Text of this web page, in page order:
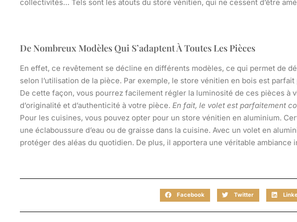
collectivités… Tels sont les atouts du store vénitien, qui ne cessent d’être
De Nombreux Modèles Qui S’adaptent À Toutes Les Pièces
En effet, ce revêtement se décline en différents modèles, ce qui permet de
selon l’utilisation de la pièce. Par exemple, le store vénitien en bois est
De cette façon, vous pourrez facilement régler la luminosité de ces pièces à
d’originalité et d’authenticité à votre pièce. En fait, le volet est parfaitement
Pour les cuisines, vous pouvez opter pour un store vénitien en aluminium.
une éclaboussure d’eau ou de graisse dans la cuisine. Avec un volet en
protéger des aléas du quotidien. De plus, il apportera une véritable
Facebook Twitter